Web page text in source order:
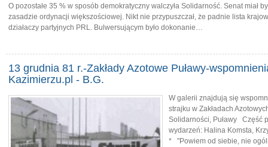
O pozostałe 35 % w sposób demokratyczny walczyła Solidarność. Senat miał
zasadzie ordynacji większościowej. Nikt nie przypuszczał, że padnie lista
działaczy partyjnych PRL. Bulwersującym było dokonanie…
13 grudnia 81 r.-Zakłady Azotowe Puławy-
Kazimierzu.pl - B.G.
W galerii znajdują się
strajku w Zakładach
Solidarności, Puławy Część
wydarzeń: Halina Komsta,
* "Powiem od siebie, nie